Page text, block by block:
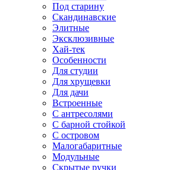
Под старину
Скандинавские
Элитные
Эксклюзивные
Хай-тек
Особенности
Для студии
Для хрущевки
Для дачи
Встроенные
С антресолями
С барной стойкой
С островом
Малогабаритные
Модульные
Скрытые ручки